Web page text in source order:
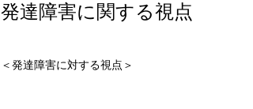
発達障害に関する視点
＜発達障害に対する視点＞